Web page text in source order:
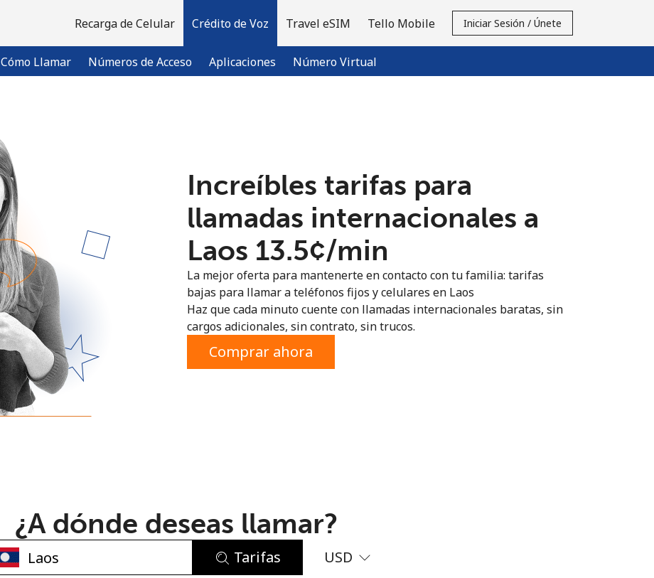
Recarga de Celular Crédito de Voz
Cómo Llamar Números de Acceso Aplicaciones Número Virtual
Travel eSIM Tello Mobile Iniciar Sesión / Únete
¿Ya tienes una cuenta? Inicia sesión →
Regístrate con
Increíbles tarifas para
llamadas internacionales a
Laos ⁦13.5¢⁩/min
La mejor oferta para mantenerte en contacto con tu familia: tarifas
bajas para llamar a teléfonos fijos y celulares en Laos
Haz que cada minuto cuente con llamadas internacionales baratas, sin
cargos adicionales, sin contrato, sin trucos.
Comprar ahora
¿A dónde deseas llamar?
Tarifas USD